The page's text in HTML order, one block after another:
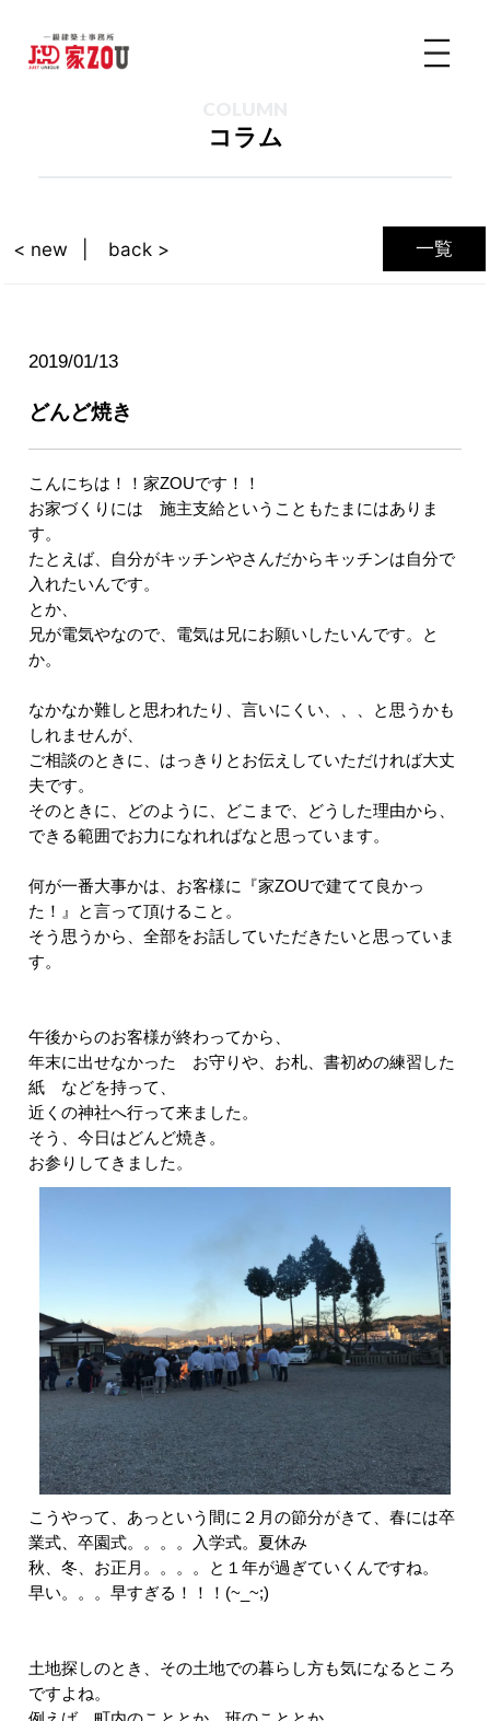
コラム
一覧
< new back >
2019/01/13
どんど焼き
こんにちは！！家ZOUです！！
お家づくりには 施主支給ということもたまにはありま
す。
たとえば、自分がキッチンやさんだからキッチンは自分で
入れたいんです。
とか、
兄が電気やなので、電気は兄にお願いしたいんです。と
か。
なかなか難しと思われたり、言いにくい、、、と思うかも
しれませんが、
ご相談のときに、はっきりとお伝えしていただければ大丈
夫です。
そのときに、どのように、どこまで、どうした理由から、
できる範囲でお力になれればなと思っています。
何が一番大事かは、お客様に『家ZOUで建てて良かっ
た！』と言って頂けること。
そう思うから、全部をお話していただきたいと思っていま
す。
午後からのお客様が終わってから、
年末に出せなかった お守りや、お札、書初めの練習した
紙 などを持って、
近くの神社へ行って来ました。
そう、今日はどんど焼き。
お参りしてきました。
こうやって、あっという間に２月の節分がきて、春には卒
業式、卒園式。。。。入学式。夏休み
秋、冬、お正月。。。。と１年が過ぎていくんですね。
早い。。。早すぎる！！！(~_~;)
土地探しのとき、その土地での暮らし方も気になるところ
ですよね。